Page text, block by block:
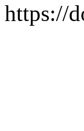
https://